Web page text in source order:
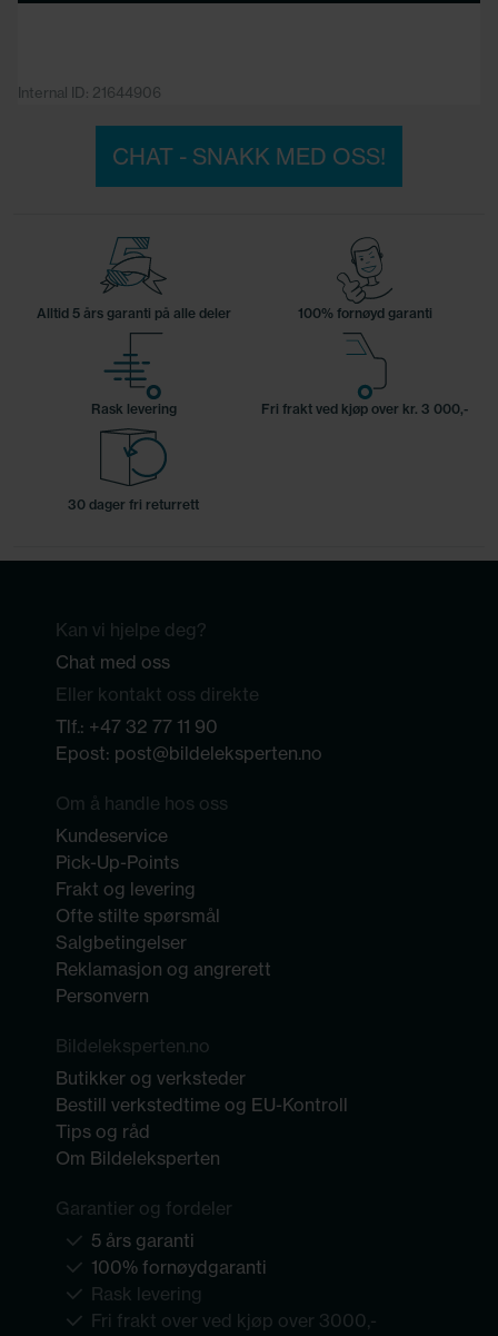
Internal ID: 21644906
CHAT - SNAKK MED OSS!
Alltid 5 års garanti på alle deler 100% fornøyd garanti
Rask levering Fri frakt ved kjøp over kr. 3 000,-
30 dager fri returrett
Kan vi hjelpe deg?
Chat med oss
Eller kontakt oss direkte
Tlf.: +47 32 77 11 90
Epost: post@bildeleksperten.no
Om å handle hos oss
Kundeservice
Pick-Up-Points
Frakt og levering
Ofte stilte spørsmål
Salgbetingelser
Reklamasjon og angrerett
Personvern
Bildeleksperten.no
Butikker og verksteder
Bestill verkstedtime og EU-Kontroll
Tips og råd
Om Bildeleksperten
Garantier og fordeler
5 års garanti
100% fornøydgaranti
Rask levering
Fri frakt over ved kjøp over 3000,-